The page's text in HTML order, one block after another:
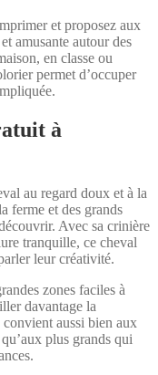
et proposez aux
amusante autour des
en classe ou
permet d’occuper
à
au regard doux et à la
ferme et des grands
Avec sa crinière
tranquille, ce cheval
leur créativité.
zones faciles à
davantage la
aussi bien aux
plus grands qui